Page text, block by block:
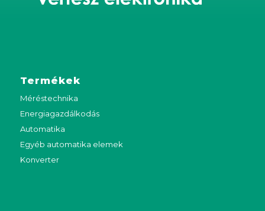
Termékek
Méréstechnika
Energiagazdálkodás
Automatika
Egyéb automatika elemek
Konverter